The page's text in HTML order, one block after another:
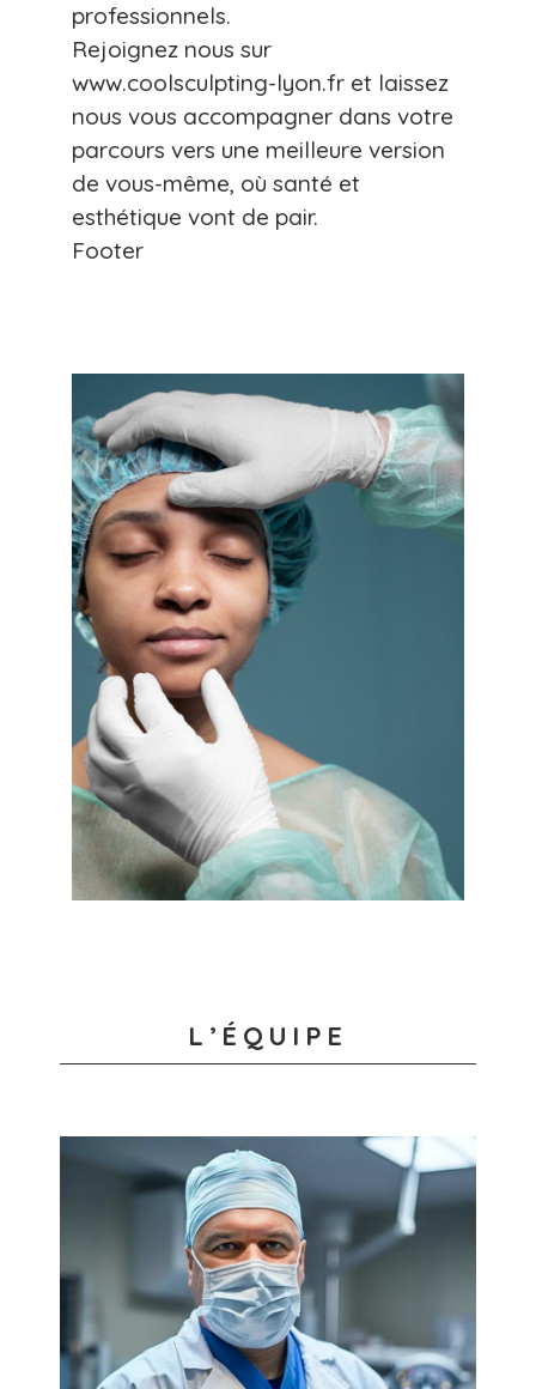
professionnels.
Rejoignez nous sur
www.coolsculpting-lyon.fr et laissez
nous vous accompagner dans votre
parcours vers une meilleure version
de vous-même, où santé et
esthétique vont de pair.
Footer
L’ÉQUIPE